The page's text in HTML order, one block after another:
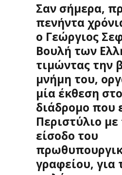
Σαν σήμερα,
πενήντα
ο Γεώργιος
Βουλή των
τιμώντας την
μνήμη του,
μία έκθεση
διάδρομο που
Περιστύλιο με
είσοδο του
γραφείου, για